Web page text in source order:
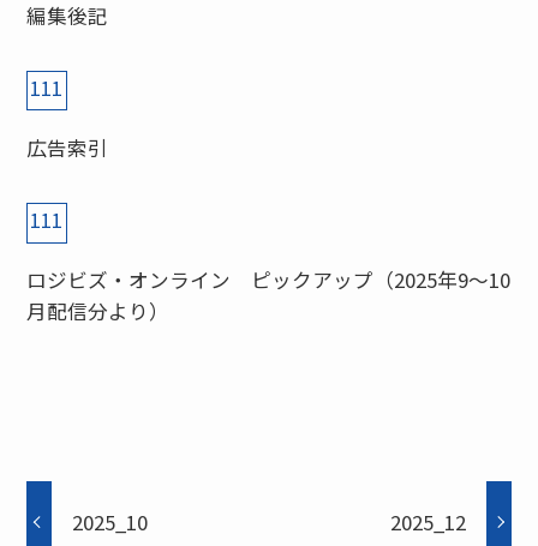
編集後記
111
広告索引
111
ロジビズ・オンライン ピックアップ（2025年9〜10
月配信分より）
2025_10 2025_12